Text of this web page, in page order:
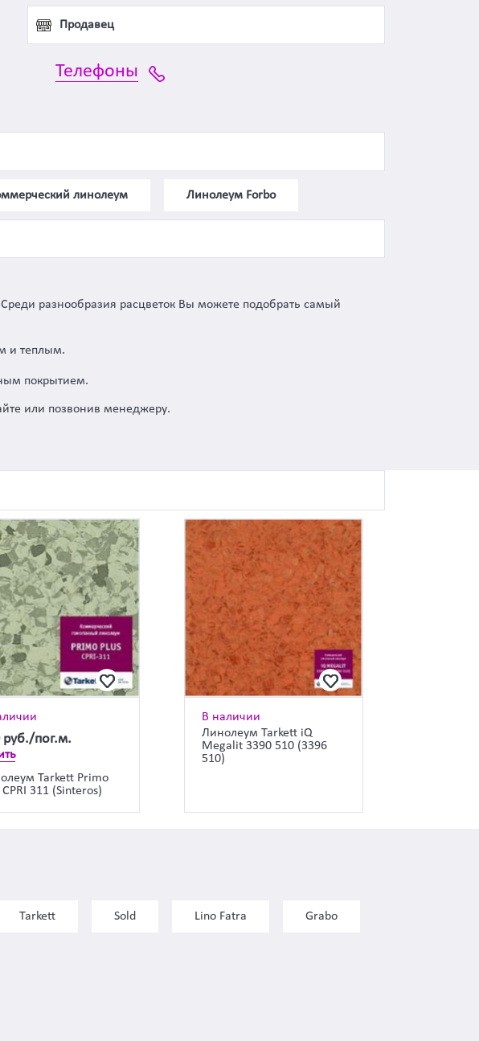
Продавец
Телефоны
линолеум Линолеум Forbo
разнообразия расцветок Вы можете подобрать самый
и теплым.
покрытием.
или позвонив менеджеру.
руб./пог.м.
Tarkett Primo
CPRI 311 (Sinteros)
В наличии
Линолеум Tarkett iQ
Megalit 3390 510 (3396
510)
Tarkett Sold Lino Fatra Grabo